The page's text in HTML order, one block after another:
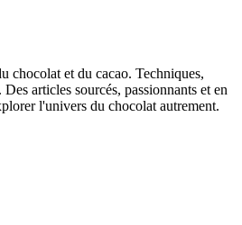
chocolat et du cacao. Techniques,
articles sourcés, passionnants et en
l'univers du chocolat autrement.